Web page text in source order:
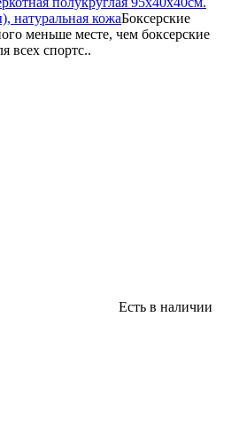
натуральная кожаБоксерские
меньше месте, чем боксерские
всех спортс..
Есть в наличии